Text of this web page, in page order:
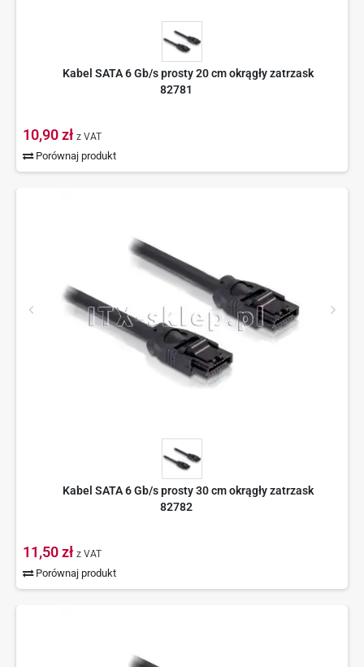
Kabel SATA 6 Gb/s prosty 20 cm okrągły zatrzask
82781
10,90 zł z VAT
Porównaj produkt
Kabel SATA 6 Gb/s prosty 30 cm okrągły zatrzask
82782
11,50 zł z VAT
Porównaj produkt